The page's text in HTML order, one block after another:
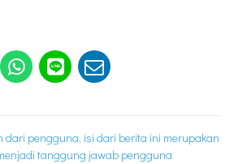
dari pengguna, isi dari berita ini merupakan
tanggung jawab pengguna